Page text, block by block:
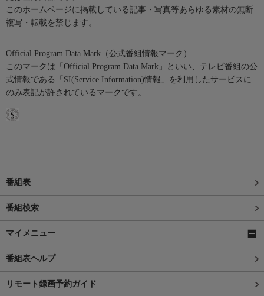
このホームページに掲載している記事・写真等あらゆる素材の無断
複写・転載を禁じます。
Official Program Data Mark（公式番組情報マーク）
このマークは「Official Program Data Mark」といい、テレビ番組の公
式情報である「SI(Service Information)情報」を利用したサービスに
のみ表記が許されているマークです。
番組表
番組検索
マイメニュー
番組表ヘルプ
リモート録画予約ガイド